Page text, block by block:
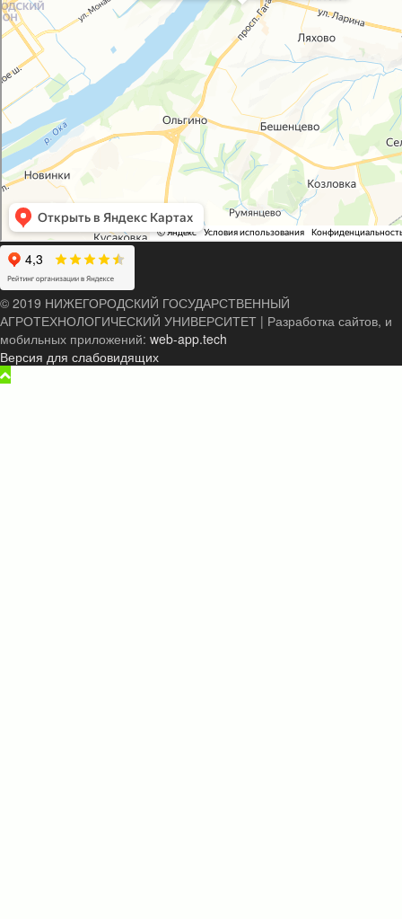
© 2019 НИЖЕГОРОДСКИЙ ГОСУДАРСТВЕННЫЙ
АГРОТЕХНОЛОГИЧЕСКИЙ УНИВЕРСИТЕТ | Разработка сайтов, и
мобильных приложений: web-app.tech
Версия для слабовидящих